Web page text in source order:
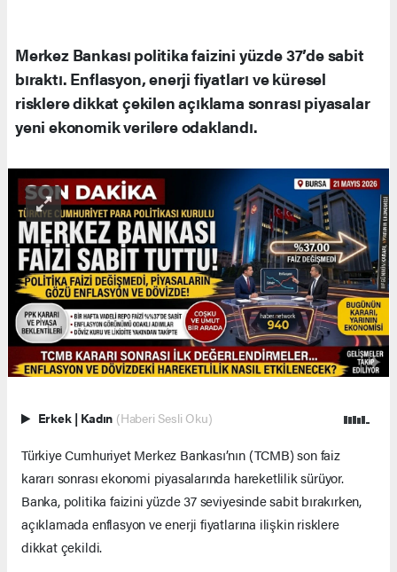
Merkez Bankası politika faizini yüzde 37’de sabit
bıraktı. Enflasyon, enerji fiyatları ve küresel
risklere dikkat çekilen açıklama sonrası piyasalar
yeni ekonomik verilere odaklandı.
Erkek | Kadın (Haberi Sesli Oku)
Türkiye Cumhuriyet Merkez Bankası’nın (TCMB) son faiz
kararı sonrası ekonomi piyasalarında hareketlilik sürüyor.
Banka, politika faizini yüzde 37 seviyesinde sabit bırakırken,
açıklamada enflasyon ve enerji fiyatlarına ilişkin risklere
dikkat çekildi.